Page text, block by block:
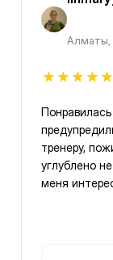
Алматы,
тренеру,
углублено
меня